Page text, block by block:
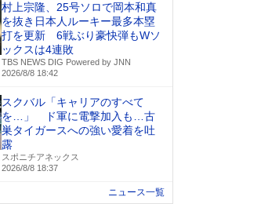
村上宗隆、25号ソロで岡本和真
を抜き日本人ルーキー最多本塁
打を更新 6戦ぶり豪快弾もWソ
ックスは4連敗
TBS NEWS DIG Powered by JNN
2026/8/8 18:42
スクバル「キャリアのすべて
を…」 ド軍に電撃加入も…古
巣タイガースへの強い愛着を吐
露
スポニチアネックス
2026/8/8 18:37
ニュース一覧